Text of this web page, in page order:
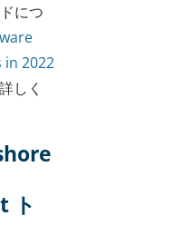
につ
2022
しく
ト